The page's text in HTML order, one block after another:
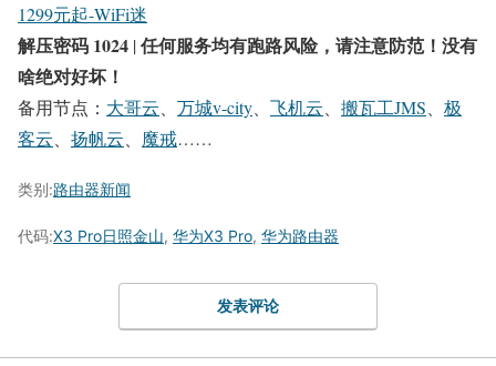
1299元起-WiFi迷
解压密码 1024 |任何服务均有跑路风险，请注意防范！没有
啥绝对好坏！
备用节点： 大哥云、 万城v-city、 飞机云、 搬瓦工JMS、 极
客云、 扬帆云、 魔戒……
类别:路由器新闻
代码:X3 Pro日照金山, 华为X3 Pro, 华为路由器
发表评论